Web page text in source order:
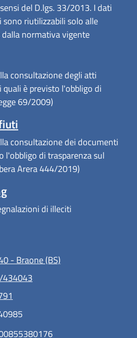
del D.lgs. 33/2013. I dati
sono riutilizzabili solo alle
normativa vigente
consultazione degli atti
è previsto l'obbligo di
69/2009)
consultazione dei documenti
l'obbligo di trasparenza sul
Arera 444/2019)
di illeciti
- Braone (BS)
434043